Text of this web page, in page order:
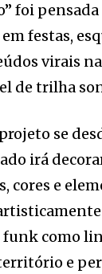
foi
festas,
virais
de trilha
se
irá
e
como
e